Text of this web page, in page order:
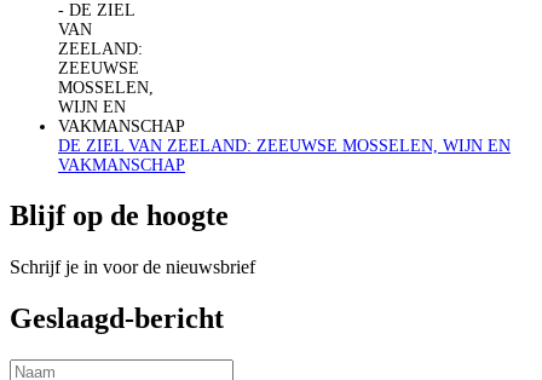
DE ZIEL VAN ZEELAND: ZEEUWSE MOSSELEN, WIJN EN
VAKMANSCHAP
Blijf op de hoogte
Schrijf je in voor de nieuwsbrief
Geslaagd-bericht